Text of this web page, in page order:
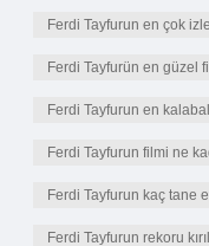
Ferdi Tayfurun en çok
Ferdi Tayfurün en güzel
Ferdi Tayfurun en
Ferdi Tayfurun filmi ne
Ferdi Tayfurun kaç tane
Ferdi Tayfurun rekoru